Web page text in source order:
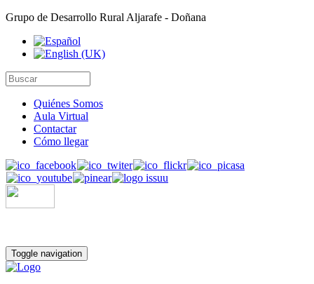
Grupo de Desarrollo Rural Aljarafe - Doñana
Quiénes Somos
Aula Virtual
Contactar
Cómo llegar
Toggle navigation